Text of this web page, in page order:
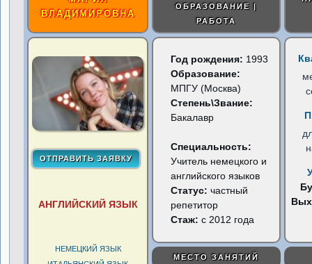
ВЛАДИМИРОВНА
ОБРАЗОВАНИЕ |
РАБОТА
АНГЛИЙСКИЙ ЯЗЫК
НЕМЕЦКИЙ ЯЗЫК
Год рождения: 1993
Образование:
МПГУ (Москва)
Степень\Звание:
Бакалавр
Специальность:
Учитель немецкого и
английского языков
Статус:частный
репетитор
Стаж: с 2012 года
МЕСТО ЗАНЯТИЙ